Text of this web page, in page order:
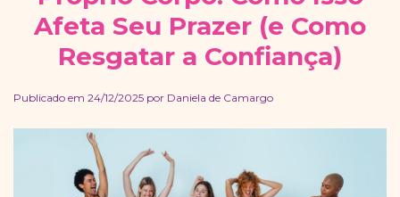
Afeta Seu Prazer (e Como
Resgatar a Confiança)
Publicado em 24/12/2025 por Daniela de Camargo